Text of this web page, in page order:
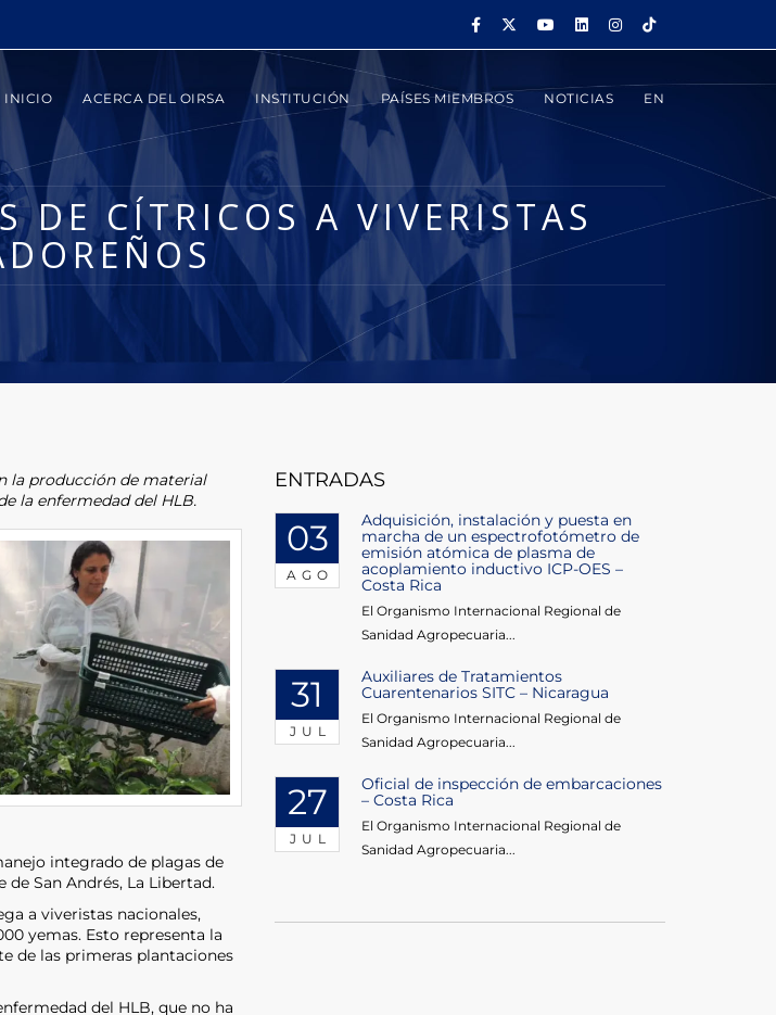
INICIO ACERCA DEL OIRSA INSTITUCIÓN PAÍSES MIEMBROS NOTICIAS EN
DE CÍTRICOS A VIVERISTAS
la producción de material
la enfermedad del HLB.
integrado de plagas de
de San Andrés, La Libertad.
a viveristas nacionales,
yemas. Esto representa la
de las primeras plantaciones
del HLB, que no ha
ENTRADAS
03
AGO
Adquisición, instalación y puesta en
marcha de un espectrofotómetro de
emisión atómica de plasma de
acoplamiento inductivo ICP-OES –
Costa Rica
El Organismo Internacional Regional de
Sanidad Agropecuaria...
31
JUL
Auxiliares de Tratamientos
Cuarentenarios SITC – Nicaragua
El Organismo Internacional Regional de
Sanidad Agropecuaria...
27
JUL
Oficial de inspección de embarcaciones
– Costa Rica
El Organismo Internacional Regional de
Sanidad Agropecuaria...